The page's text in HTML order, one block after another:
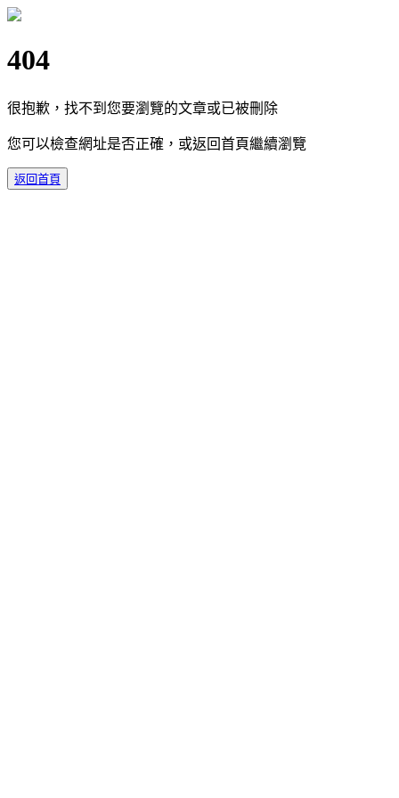
404
很抱歉，找不到您要瀏覽的文章或已被刪除
您可以檢查網址是否正確，或返回首頁繼續瀏覽
返回首頁